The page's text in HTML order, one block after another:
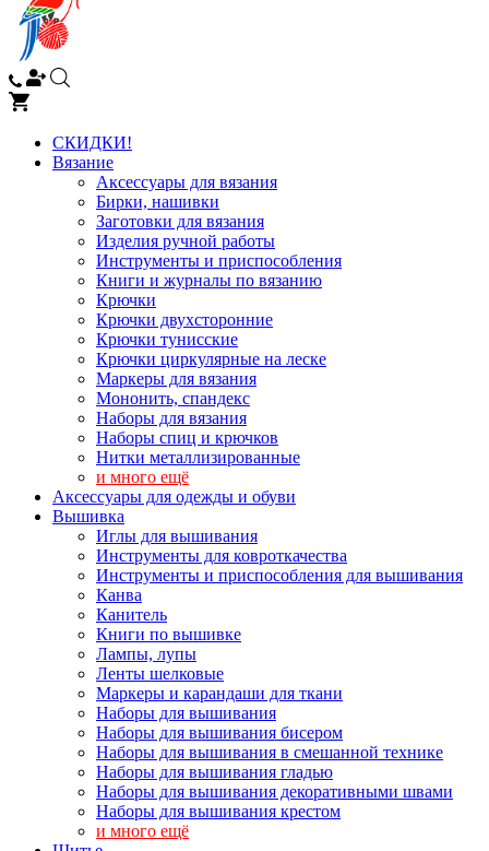
СКИДКИ!
Вязание
Аксессуары для вязания
Бирки, нашивки
Заготовки для вязания
Изделия ручной работы
Инструменты и приспособления
Книги и журналы по вязанию
Крючки
Крючки двухсторонние
Крючки тунисские
Крючки циркулярные на леске
Маркеры для вязания
Мононить, спандекс
Наборы для вязания
Наборы спиц и крючков
Нитки металлизированные
и много ещё
Аксессуары для одежды и обуви
Вышивка
Иглы для вышивания
Инструменты для ковроткачества
Инструменты и приспособления для вышивания
Канва
Канитель
Книги по вышивке
Лампы, лупы
Ленты шелковые
Маркеры и карандаши для ткани
Наборы для вышивания
Наборы для вышивания бисером
Наборы для вышивания в смешанной технике
Наборы для вышивания гладью
Наборы для вышивания декоративными швами
Наборы для вышивания крестом
и много ещё